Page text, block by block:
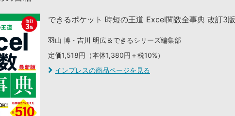
できるポケット 時短の王道 Excel関数全事典 改訂3版
羽山 博・吉川 明広＆できるシリーズ編集部
定価1,518円（本体1,380円＋税10%）
インプレスの商品ページを見る